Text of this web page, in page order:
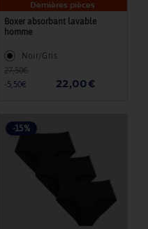
Dernières pièces
Boxer absorbant lavable
homme
Noir/Gris
Prix
régulier
27,50€
Prix
réduit
-5,50€ 22,00€
-15%